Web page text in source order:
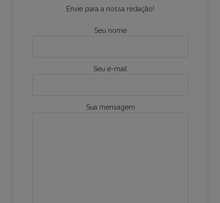
Envie para a nossa redação!
Seu nome
Seu e-mail
Sua mensagem